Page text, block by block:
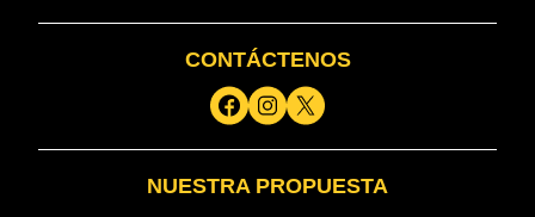
CONTÁCTENOS
NUESTRA PROPUESTA